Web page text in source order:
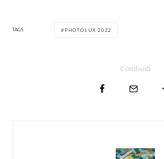
TAGS PHOTOLUX 2022
Condividi